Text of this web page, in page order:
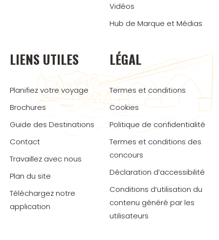
Vidéos
Hub de Marque et Médias
LIENS UTILES
Planifiez votre voyage
Brochures
Guide des Destinations
Contact
Travaillez avec nous
Plan du site
Téléchargez notre
application
LÉGAL
Termes et conditions
Cookies
Politique de confidentialité
Termes et conditions des
concours
Déclaration d’accessibilité
Conditions d’utilisation du
contenu généré par les
utilisateurs